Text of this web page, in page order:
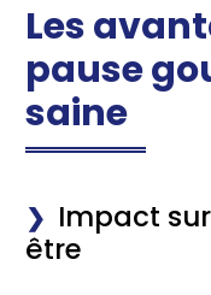
Les
pause
saine
Impact
être